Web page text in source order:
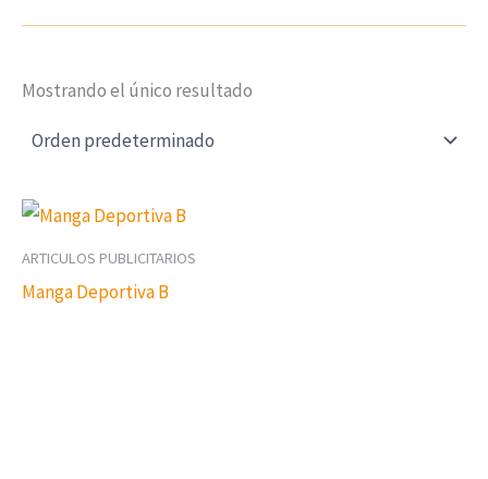
Mostrando el único resultado
ARTICULOS PUBLICITARIOS
Manga Deportiva B